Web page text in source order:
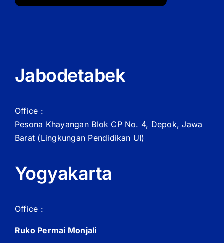
Jabodetabek
Office :
Pesona Khayangan Blok CP No. 4, Depok, Jawa
Barat (Lingkungan Pendidikan UI)
Yogyakarta
Office :
Ruko Permai Monjali